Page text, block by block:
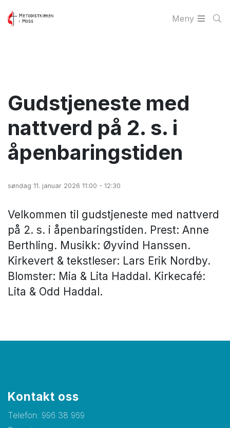
Meny
Gudstjeneste med
nattverd på 2. s. i
åpenbaringstiden
søndag 11. januar 2026 11:00 - 12:30
Velkommen til gudstjeneste med nattverd
på 2. s. i åpenbaringstiden. Prest: Anne
Berthling. Musikk: Øyvind Hanssen.
Kirkevert & tekstleser: Lars Erik Nordby.
Blomster: Mia & Lita Haddal. Kirkecafé:
Lita & Odd Haddal.
Kontakt oss
Telefon: 996 38 969